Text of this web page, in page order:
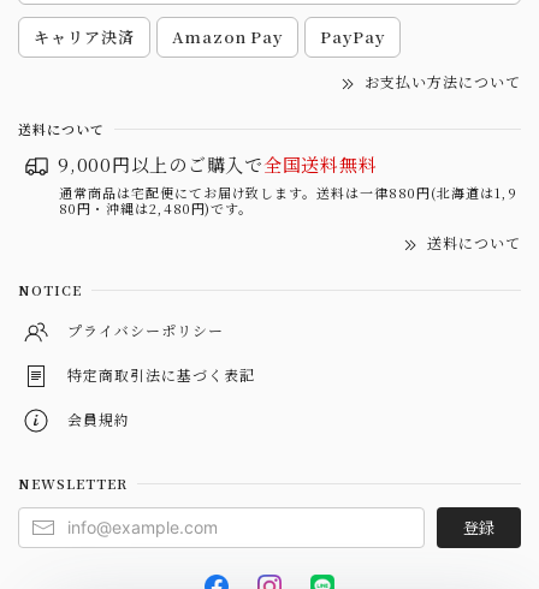
キャリア決済 Amazon Pay PayPay
お支払い方法について
送料について
9,000円以上のご購入で全国送料無料
通常商品は宅配便にてお届け致します。送料は一律880円(北海道は1,9
80円・沖縄は2,480円)です。
送料について
NOTICE
プライバシーポリシー
特定商取引法に基づく表記
会員規約
NEWSLETTER
登録